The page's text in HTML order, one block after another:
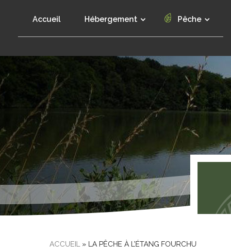
Accueil Hébergement Pêche
ACCUEIL » LA PÊCHE À L’ÉTANG FOURCHU